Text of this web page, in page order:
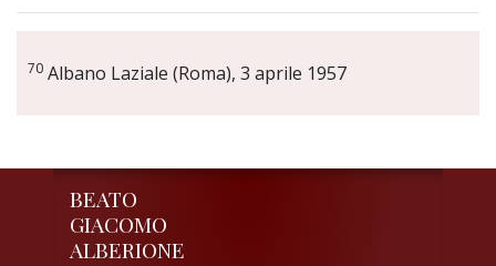
70 Albano Laziale (Roma), 3 aprile 1957
BEATO
GIACOMO
ALBERIONE